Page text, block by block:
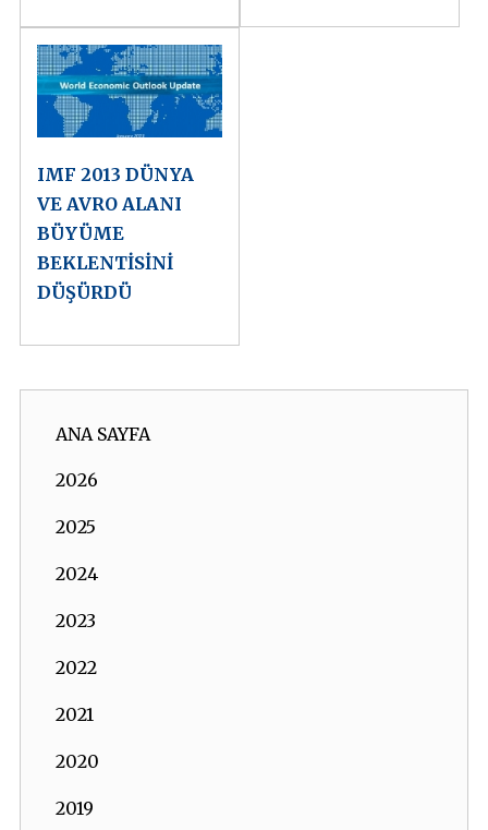
IMF 2013 DÜNYA
VE AVRO ALANI
BÜYÜME
BEKLENTİSİNİ
DÜŞÜRDÜ
ANA SAYFA
2026
2025
2024
2023
2022
2021
2020
2019